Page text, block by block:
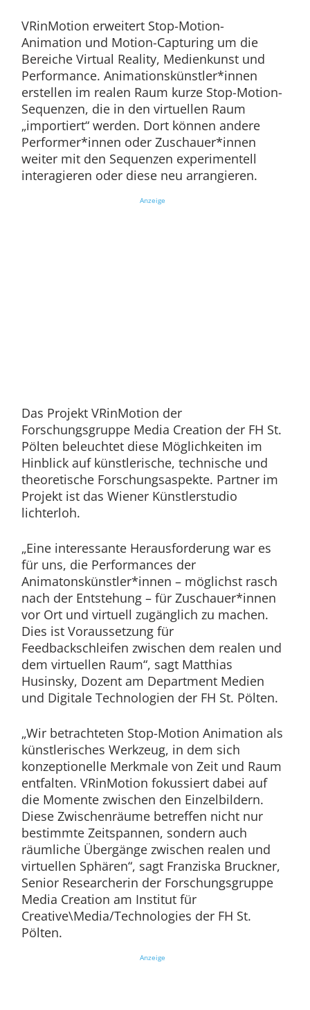
VRinMotion erweitert Stop-Motion-
Animation und Motion-Capturing um die
Bereiche Virtual Reality, Medienkunst und
Performance. Animationskünstler*innen
erstellen im realen Raum kurze Stop-Motion-
Sequenzen, die in den virtuellen Raum
„importiert“ werden. Dort können andere
Performer*innen oder Zuschauer*innen
weiter mit den Sequenzen experimentell
interagieren oder diese neu arrangieren.
Anzeige
Das Projekt VRinMotion der
Forschungsgruppe Media Creation der FH St.
Pölten beleuchtet diese Möglichkeiten im
Hinblick auf künstlerische, technische und
theoretische Forschungsaspekte. Partner im
Projekt ist das Wiener Künstlerstudio
lichterloh.
„Eine interessante Herausforderung war es
für uns, die Performances der
Animatonskünstler*innen – möglichst rasch
nach der Entstehung – für Zuschauer*innen
vor Ort und virtuell zugänglich zu machen.
Dies ist Voraussetzung für
Feedbackschleifen zwischen dem realen und
dem virtuellen Raum“, sagt Matthias
Husinsky, Dozent am Department Medien
und Digitale Technologien der FH St. Pölten.
„Wir betrachteten Stop-Motion Animation als
künstlerisches Werkzeug, in dem sich
konzeptionelle Merkmale von Zeit und Raum
entfalten. VRinMotion fokussiert dabei auf
die Momente zwischen den Einzelbildern.
Diese Zwischenräume betreffen nicht nur
bestimmte Zeitspannen, sondern auch
räumliche Übergänge zwischen realen und
virtuellen Sphären“, sagt Franziska Bruckner,
Senior Researcherin der Forschungsgruppe
Media Creation am Institut für
Creative\Media/Technologies der FH St.
Pölten.
Anzeige